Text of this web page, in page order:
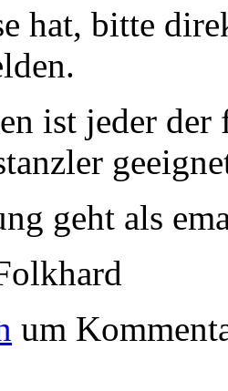
hat, bitte
ist jeder
geht als
um